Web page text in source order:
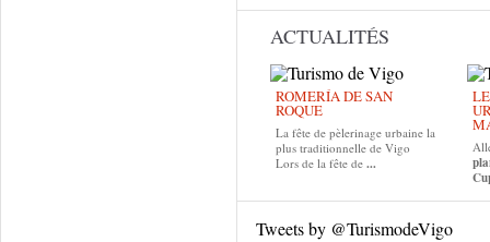
ACTUALITÉS
ROMERÍA DE SAN
ROQUE
La fête de pèlerinage urbaine la
plus traditionnelle de Vigo
Lors de la fête de ...
Tweets by @TurismodeVigo